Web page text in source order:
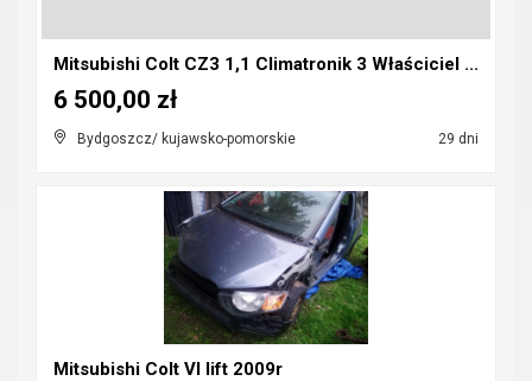
Mitsubishi Colt CZ3 1,1 Climatronik 3 Właściciel ...
Bydgoszcz/ kujawsko-pomorskie 29 dni
6 500,00 zł
Mitsubishi Colt VI lift 2009r